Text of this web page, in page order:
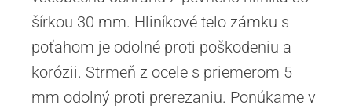
šírkou 30 mm. Hliníkové telo zámku s
poťahom je odolné proti poškodeniu a
korózii. Strmeň z ocele s priemerom 5
mm odolný proti prerezaniu. Ponúkame v